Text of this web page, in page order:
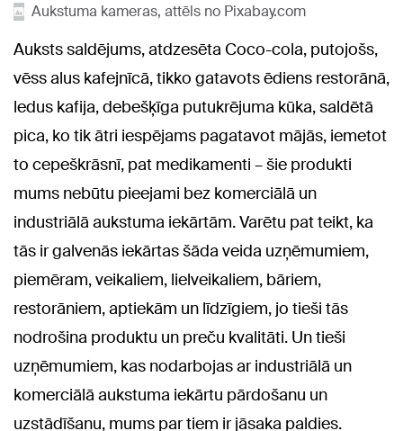
Aukstuma kameras, attēls no Pixabay.com
Auksts saldējums, atdzesēta Coco-cola, putojošs,
vēss alus kafejnīcā, tikko gatavots ēdiens restorānā,
ledus kafija, debešķīga putukrējuma kūka, saldētā
pica, ko tik ātri iespējams pagatavot mājās, iemetot
to cepeškrāsnī, pat medikamenti – šie produkti
mums nebūtu pieejami bez komerciālā un
industriālā aukstuma iekārtām. Varētu pat teikt, ka
tās ir galvenās iekārtas šāda veida uzņēmumiem,
piemēram, veikaliem, lielveikaliem, bāriem,
restorāniem, aptiekām un līdzīgiem, jo tieši tās
nodrošina produktu un preču kvalitāti. Un tieši
uzņēmumiem, kas nodarbojas ar industriālā un
komerciālā aukstuma iekārtu pārdošanu un
uzstādīšanu, mums par tiem ir jāsaka paldies.